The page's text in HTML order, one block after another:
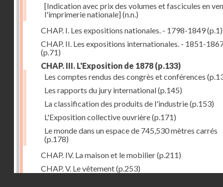
[Indication avec prix des volumes et fascicules en
l'imprimerie nationale](n.n.)
CHAP. I. Les expositions nationales. - 1798-1849(p.1)
CHAP. II. Les expositions internationales. - 1851-
(p.71)
CHAP. III. L'Exposition de 1878 (p.133)
Les comptes rendus des congrès et conférences
Les rapports du jury international(p.145)
La classification des produits de l'industrie(p.153)
L'Exposition collective ouvrière(p.171)
Le monde dans un espace de 745,530 mètres carrés
(p.178)
CHAP. IV. La maison et le mobilier(p.211)
CHAP. V. Le vêtement(p.253)